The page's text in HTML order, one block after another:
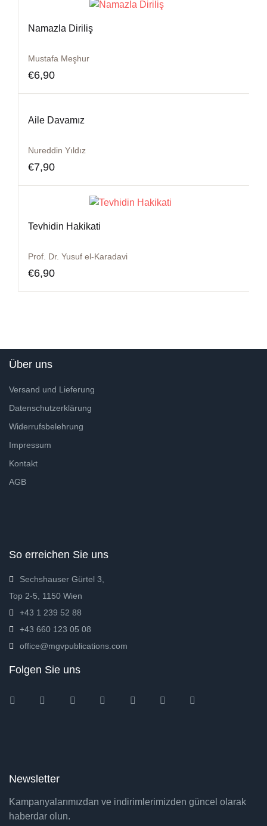
Namazla Diriliş
Mustafa Meşhur
€6,90
Aile Davamız
Nureddin Yıldız
€7,90
Tevhidin Hakikati
Prof. Dr. Yusuf el-Karadavi
€6,90
Über uns
Versand und Lieferung
Datenschutzerklärung
Widerrufsbelehrung
Impressum
Kontakt
AGB
So erreichen Sie uns
Sechshauser Gürtel 3,
Top 2-5, 1150 Wien
+43 1 239 52 88
+43 660 123 05 08
office@mgvpublications.com
Folgen Sie uns
InstagramFacebookTwitter Amazon Pinterest
Newsletter
Kampanyalarımızdan ve indirimlerimizden güncel olarak
haberdar olun.